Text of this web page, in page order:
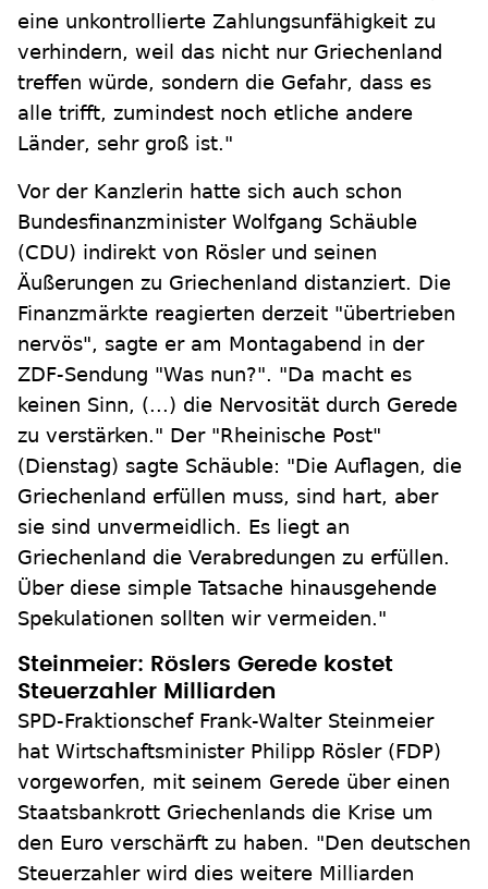
eine unkontrollierte Zahlungsunfähigkeit zu
verhindern, weil das nicht nur Griechenland
treffen würde, sondern die Gefahr, dass es
alle trifft, zumindest noch etliche andere
Länder, sehr groß ist."
Vor der Kanzlerin hatte sich auch schon
Bundesfinanzminister Wolfgang Schäuble
(CDU) indirekt von Rösler und seinen
Äußerungen zu Griechenland distanziert. Die
Finanzmärkte reagierten derzeit "übertrieben
nervös", sagte er am Montagabend in der
ZDF-Sendung "Was nun?". "Da macht es
keinen Sinn, (...) die Nervosität durch Gerede
zu verstärken." Der "Rheinische Post"
(Dienstag) sagte Schäuble: "Die Auflagen, die
Griechenland erfüllen muss, sind hart, aber
sie sind unvermeidlich. Es liegt an
Griechenland die Verabredungen zu erfüllen.
Über diese simple Tatsache hinausgehende
Spekulationen sollten wir vermeiden."
Steinmeier: Röslers Gerede kostet
Steuerzahler Milliarden
SPD-Fraktionschef Frank-Walter Steinmeier
hat Wirtschaftsminister Philipp Rösler (FDP)
vorgeworfen, mit seinem Gerede über einen
Staatsbankrott Griechenlands die Krise um
den Euro verschärft zu haben. "Den deutschen
Steuerzahler wird dies weitere Milliarden